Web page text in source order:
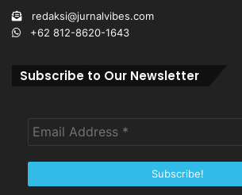
redaksi@jurnalvibes.com
+62 812-8620-1643
Subscribe to Our Newsletter